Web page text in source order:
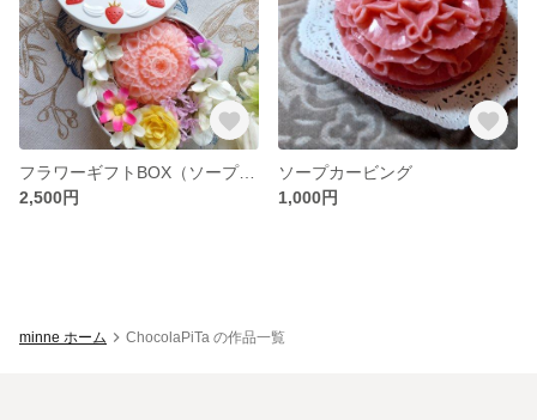
フラワーギフトBOX（ソープカービング ✕ フェイクフラワー）
2,500円
ソープカービング
1,000円
minne ホーム ChocolaPiTa の作品一覧